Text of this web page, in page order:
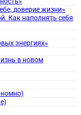
доверие жизни»
Как наполнять себя
энергиях»
в новом